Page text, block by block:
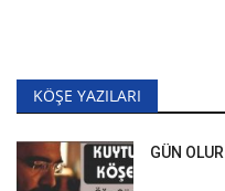
KÖŞE YAZILARI
GÜN